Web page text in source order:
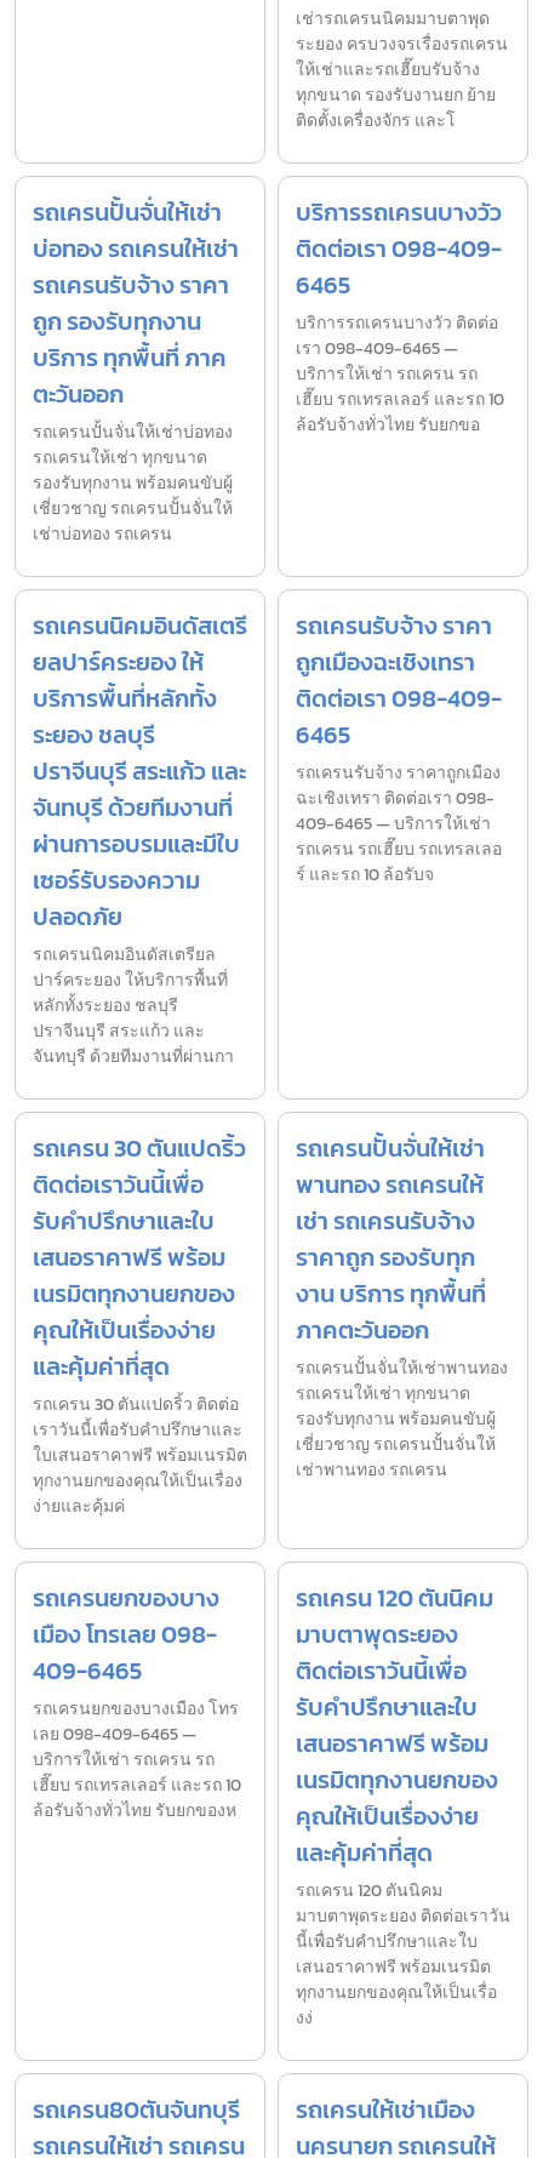
เช่ารถเครนนิคมมาบตาพุด
ระยอง ครบวงจรเรื่องรถเครน
ให้เช่าและรถเฮี๊ยบรับจ้าง
ทุกขนาด รองรับงานยก ย้าย
ติดตั้งเครื่องจักร และโ
รถเครนปั้นจั่นให้เช่า
บ่อทอง รถเครนให้เช่า
รถเครนรับจ้าง ราคา
ถูก รองรับทุกงาน
บริการ ทุกพื้นที่ ภาค
ตะวันออก
รถเครนปั้นจั่นให้เช่าบ่อทอง
รถเครนให้เช่า ทุกขนาด
รองรับทุกงาน พร้อมคนขับผู้
เชี่ยวชาญ รถเครนปั้นจั่นให้
เช่าบ่อทอง รถเครน
บริการรถเครนบางวัว
ติดต่อเรา 098-409-
6465
บริการรถเครนบางวัว ติดต่อ
เรา 098-409-6465 —
บริการให้เช่า รถเครน รถ
เฮี๊ยบ รถเทรลเลอร์ และรถ 10
ล้อรับจ้างทั่วไทย รับยกขอ
รถเครนนิคมอินดัสเตรี
ยลปาร์คระยอง ให้
บริการพื้นที่หลักทั้ง
ระยอง ชลบุรี
ปราจีนบุรี สระแก้ว และ
จันทบุรี ด้วยทีมงานที่
ผ่านการอบรมและมีใบ
เซอร์รับรองความ
ปลอดภัย
รถเครนนิคมอินดัสเตรียล
ปาร์คระยอง ให้บริการพื้นที่
หลักทั้งระยอง ชลบุรี
ปราจีนบุรี สระแก้ว และ
จันทบุรี ด้วยทีมงานที่ผ่านกา
รถเครนรับจ้าง ราคา
ถูกเมืองฉะเชิงเทรา
ติดต่อเรา 098-409-
6465
รถเครนรับจ้าง ราคาถูกเมือง
ฉะเชิงเทรา ติดต่อเรา 098-
409-6465 — บริการให้เช่า
รถเครน รถเฮี๊ยบ รถเทรลเลอ
ร์ และรถ 10 ล้อรับจ
รถเครน 30 ตันแปดริ้ว
ติดต่อเราวันนี้เพื่อ
รับคำปรึกษาและใบ
เสนอราคาฟรี พร้อม
เนรมิตทุกงานยกของ
คุณให้เป็นเรื่องง่าย
และคุ้มค่าที่สุด
รถเครน 30 ตันแปดริ้ว ติดต่อ
เราวันนี้เพื่อรับคำปรึกษาและ
ใบเสนอราคาฟรี พร้อมเนรมิต
ทุกงานยกของคุณให้เป็นเรื่อง
ง่ายและคุ้มค่
รถเครนปั้นจั่นให้เช่า
พานทอง รถเครนให้
เช่า รถเครนรับจ้าง
ราคาถูก รองรับทุก
งาน บริการ ทุกพื้นที่
ภาคตะวันออก
รถเครนปั้นจั่นให้เช่าพานทอง
รถเครนให้เช่า ทุกขนาด
รองรับทุกงาน พร้อมคนขับผู้
เชี่ยวชาญ รถเครนปั้นจั่นให้
เช่าพานทอง รถเครน
รถเครนยกของบาง
เมือง โทรเลย 098-
409-6465
รถเครนยกของบางเมือง โทร
เลย 098-409-6465 —
บริการให้เช่า รถเครน รถ
เฮี๊ยบ รถเทรลเลอร์ และรถ 10
ล้อรับจ้างทั่วไทย รับยกของห
รถเครน 120 ตันนิคม
มาบตาพุดระยอง
ติดต่อเราวันนี้เพื่อ
รับคำปรึกษาและใบ
เสนอราคาฟรี พร้อม
เนรมิตทุกงานยกของ
คุณให้เป็นเรื่องง่าย
และคุ้มค่าที่สุด
รถเครน 120 ตันนิคม
มาบตาพุดระยอง ติดต่อเราวัน
นี้เพื่อรับคำปรึกษาและใบ
เสนอราคาฟรี พร้อมเนรมิต
ทุกงานยกของคุณให้เป็นเรื่อ
งง่
รถเครน80ตันจันทบุรี
รถเครนให้เช่า รถเครน
รถเครนให้เช่าเมือง
นครนายก รถเครนให้